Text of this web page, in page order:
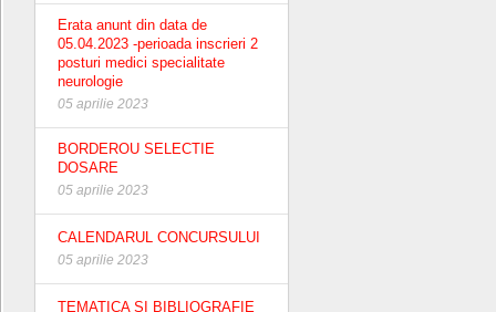
Erata anunt din data de
05.04.2023 -perioada inscrieri 2
posturi medici specialitate
neurologie
05 aprilie 2023
BORDEROU SELECTIE
DOSARE
05 aprilie 2023
CALENDARUL CONCURSULUI
05 aprilie 2023
TEMATICA SI BIBLIOGRAFIE